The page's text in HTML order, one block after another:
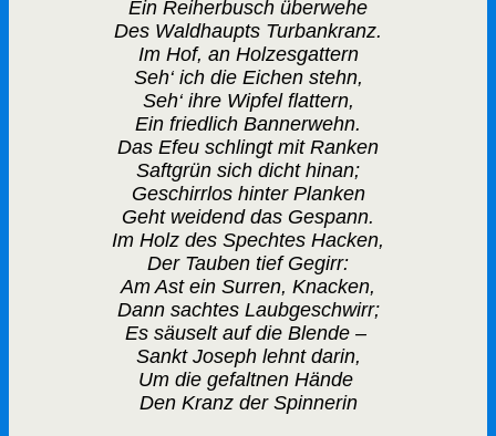
Ein Reiherbusch überwehe
Des Waldhaupts Turbankranz.
Im Hof, an Holzesgattern
Seh‘ ich die Eichen stehn,
Seh‘ ihre Wipfel flattern,
Ein friedlich Bannerwehn.
Das Efeu schlingt mit Ranken
Saftgrün sich dicht hinan;
Geschirrlos hinter Planken
Geht weidend das Gespann.
Im Holz des Spechtes Hacken,
Der Tauben tief Gegirr:
Am Ast ein Surren, Knacken,
Dann sachtes Laubgeschwirr;
Es säuselt auf die Blende –
Sankt Joseph lehnt darin,
Um die gefaltnen Hände
Den Kranz der Spinnerin